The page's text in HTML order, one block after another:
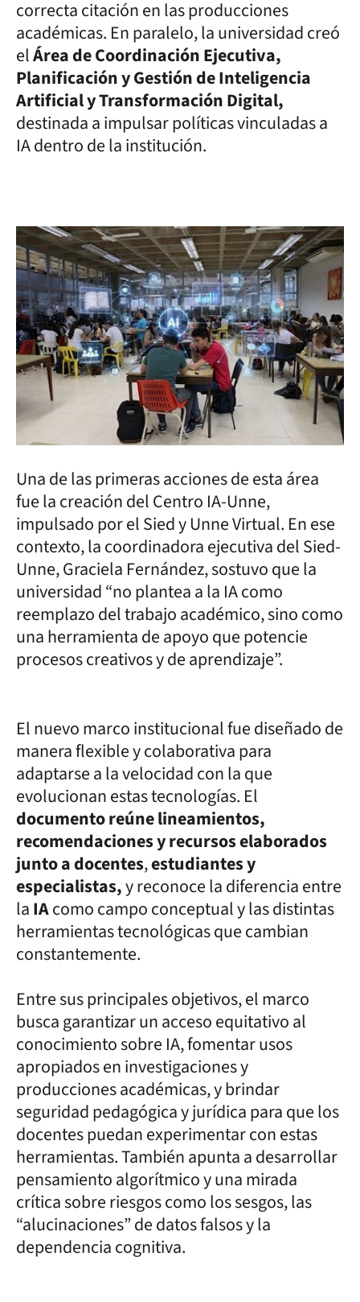
correcta citación en las producciones
académicas. En paralelo, la universidad creó
elÁrea de Coordinación Ejecutiva,
Planificación y Gestión de Inteligencia
Artificial y Transformación Digital,
destinada a impulsar políticas vinculadas a
IA dentro de la institución.
Una de las primeras acciones de esta área
fue la creación del Centro IA-Unne,
impulsado por el Sied y Unne Virtual. En ese
contexto, la coordinadora ejecutiva del Sied-
Unne, Graciela Fernández, sostuvo que la
universidad “no plantea a la IA como
reemplazo del trabajo académico, sino como
una herramienta de apoyo que potencie
procesos creativos y de aprendizaje”.
El nuevo marco institucional fue diseñado de
manera flexible y colaborativa para
adaptarse a la velocidad con la que
evolucionan estas tecnologías. El
documento reúne lineamientos,
recomendaciones y recursos elaborados
junto a docentes,estudiantes y
especialistas,y reconoce la diferencia entre
laIAcomo campo conceptual y las distintas
herramientas tecnológicas que cambian
constantemente.
Entre sus principales objetivos, el marco
busca garantizar un acceso equitativo al
conocimiento sobre IA, fomentar usos
apropiados en investigaciones y
producciones académicas, y brindar
seguridad pedagógica y jurídica para que los
docentes puedan experimentar con estas
herramientas. También apunta a desarrollar
pensamiento algorítmico y una mirada
crítica sobre riesgos como los sesgos, las
“alucinaciones” de datos falsos y la
dependencia cognitiva.